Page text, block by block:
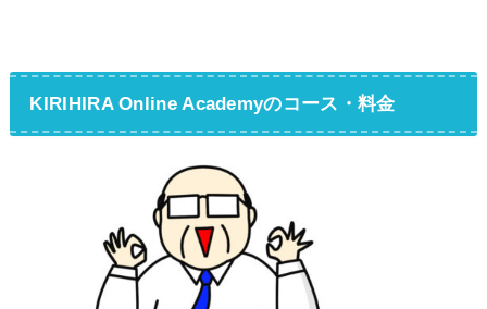
KIRIHIRA Online Academyのコース・料金